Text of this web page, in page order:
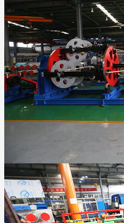
4.Adoptar
frecuencia;
5.Tecnología de
ajuste
6.Fácil
Contact Now